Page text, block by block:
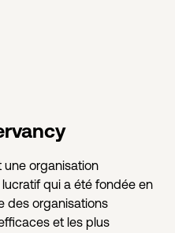
une organisation
qui a été fondée en
des organisations
et les plus